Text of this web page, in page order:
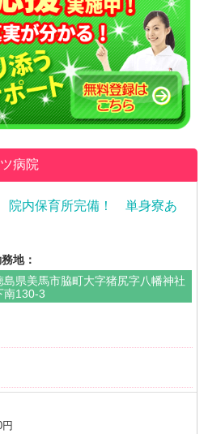
病院
院内保育所完備！ 単身寮あ
地：
島県美馬市脇町大字猪尻字八幡神社
南130-3